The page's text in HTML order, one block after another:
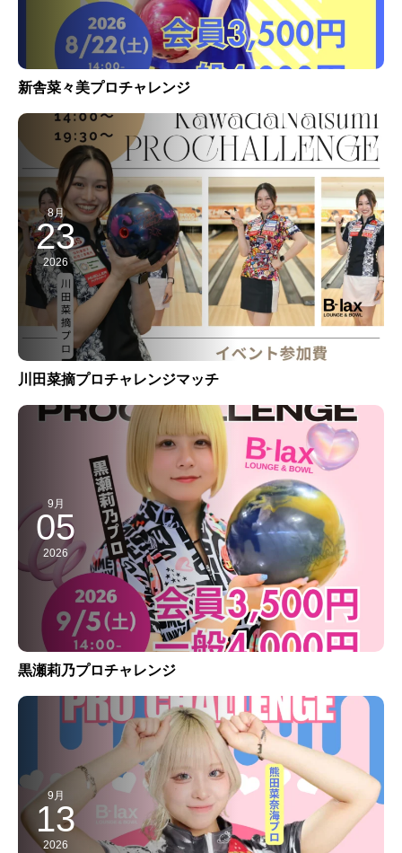
新舎菜々美プロチャレンジ
8月
23
2026
川田菜摘プロチャレンジマッチ
9月
05
2026
黒瀬莉乃プロチャレンジ
9月
13
2026